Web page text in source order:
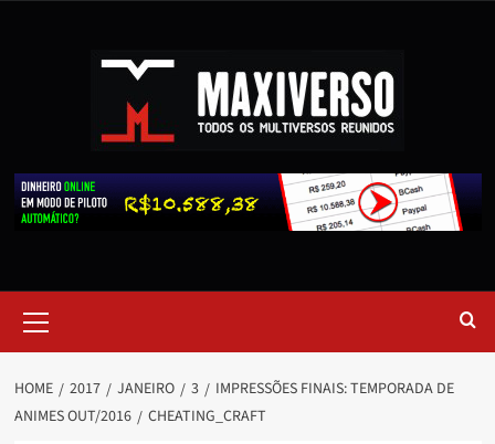
HOME 2017 JANEIRO 3
IMPRESSÕES FINAIS: TEMPORADA DE
ANIMES OUT/2016
CHEATING_CRAFT